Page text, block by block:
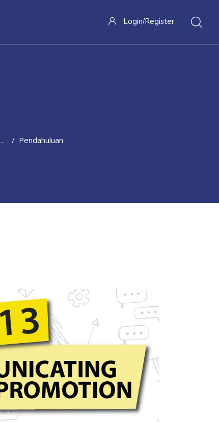
Login/Register
Pendahuluan